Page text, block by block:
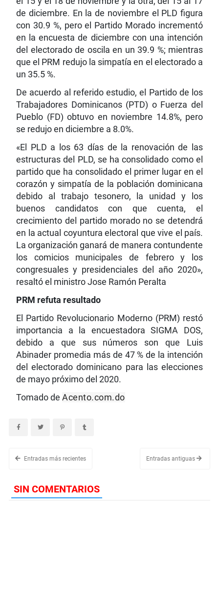
de diciembre. En la de noviembre el PLD figura
con 30.9 %, pero el Partido Morado incrementó
en la encuesta de diciembre con una intención
del electorado de oscila en un 39.9 %; mientras
que el PRM redujo la simpatía en el electorado a
un 35.5 %.
De acuerdo al referido estudio, el Partido de los
Trabajadores Dominicanos (PTD) o Fuerza del
Pueblo (FD) obtuvo en noviembre 14.8%, pero
se redujo en diciembre a 8.0%.
«El PLD a los 63 días de la renovación de las
estructuras del PLD, se ha consolidado como el
partido que ha consolidado el primer lugar en el
corazón y simpatía de la población dominicana
debido al trabajo tesonero, la unidad y los
buenos candidatos con que cuenta, el
crecimiento del partido morado no se detendrá
en la actual coyuntura electoral que vive el país.
La organización ganará de manera contundente
los comicios municipales de febrero y los
congresuales y presidenciales del año 2020»,
resaltó el ministro Jose Ramón Peralta
PRM refuta resultado
El Partido Revolucionario Moderno (PRM) restó
importancia a la encuestadora SIGMA DOS,
debido a que sus números son que Luis
Abinader promedia más de 47 % de la intención
del electorado dominicano para las elecciones
de mayo próximo del 2020.
Tomado de Acento.com.do
Entradas más recientes Entradas antiguas
SIN COMENTARIOS